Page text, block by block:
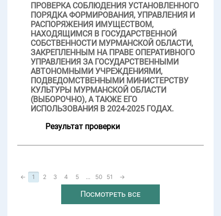
ПРОВЕРКА СОБЛЮДЕНИЯ УСТАНОВЛЕННОГО
ПОРЯДКА ФОРМИРОВАНИЯ, УПРАВЛЕНИЯ И
РАСПОРЯЖЕНИЯ ИМУЩЕСТВОМ,
НАХОДЯЩИМСЯ В ГОСУДАРСТВЕННОЙ
СОБСТВЕННОСТИ МУРМАНСКОЙ ОБЛАСТИ,
ЗАКРЕПЛЕННЫМ НА ПРАВЕ ОПЕРАТИВНОГО
УПРАВЛЕНИЯ ЗА ГОСУДАРСТВЕННЫМИ
АВТОНОМНЫМИ УЧРЕЖДЕНИЯМИ,
ПОДВЕДОМСТВЕННЫМИ МИНИСТЕРСТВУ
КУЛЬТУРЫ МУРМАНСКОЙ ОБЛАСТИ
(ВЫБОРОЧНО), А ТАКЖЕ ЕГО
ИСПОЛЬЗОВАНИЯ В 2024-2025 ГОДАХ.
Результат проверки
← 1 2 3 4 5 ... 50 51 →
Посмотреть все